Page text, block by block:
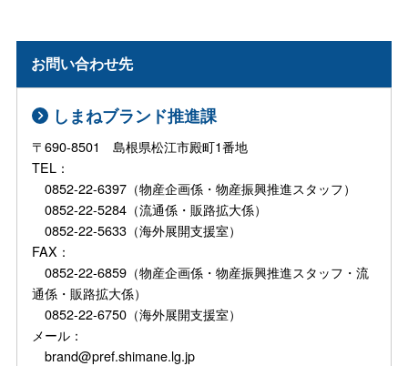
お問い合わせ先
しまねブランド推進課
〒690-8501 島根県松江市殿町1番地
TEL：
0852-22-6397（物産企画係・物産振興推進スタッフ）
0852-22-5284（流通係・販路拡大係）
0852-22-5633（海外展開支援室）
FAX：
0852-22-6859（物産企画係・物産振興推進スタッフ・流
通係・販路拡大係）
0852-22-6750（海外展開支援室）
メール：
brand@pref.shimane.lg.jp